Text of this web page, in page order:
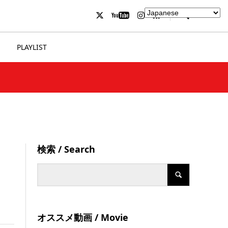
PLAYLIST
検索 / Search
オススメ動画 / Movie